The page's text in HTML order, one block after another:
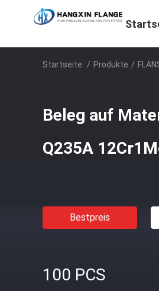
Startseite / Produkte /
Beleg auf
Q235A
Bestpreis
100 PCS